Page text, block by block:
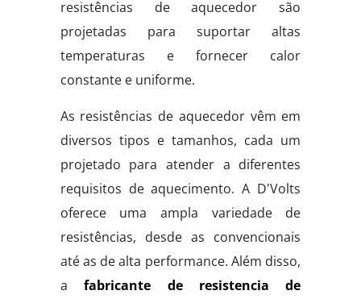
resistências de aquecedor são
projetadas para suportar altas
temperaturas e fornecer calor
constante e uniforme.
As resistências de aquecedor vêm em
diversos tipos e tamanhos, cada um
projetado para atender a diferentes
requisitos de aquecimento. A D'Volts
oferece uma ampla variedade de
resistências, desde as convencionais
até as de alta performance. Além disso,
afabricante de resistencia de